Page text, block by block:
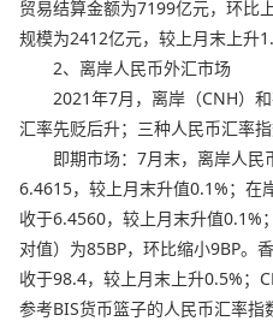
贸易结算金额为7199亿元，环比
规模为2412亿元，较上月末上升
2、离岸人民币外汇市场
2021年7月，离岸（CNH）和
汇率先贬后升；三种人民币汇率指
即期市场：7月末，离岸人民
6.4615，较上月末升值0.1%；在
收于6.4560，较上月末升值0.1%
对值）为85BP，环比缩小9BP。
收于98.4，较上月末上升0.5%；
参考BIS货币篮子的人民币汇率